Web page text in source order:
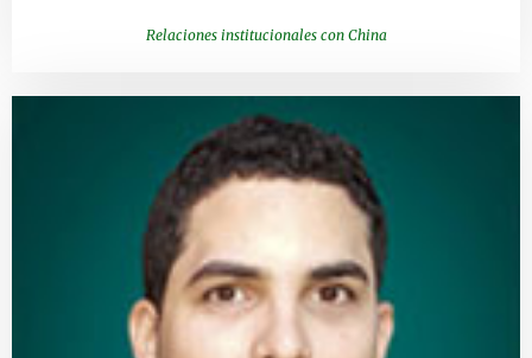
Relaciones institucionales con China